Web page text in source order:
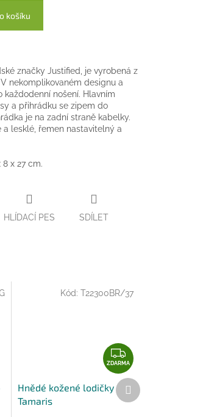
košíku
značky Justified, je vyrobená z
nekomplikovaném designu a
nošení. Hlavním
a přihrádku se zipem do
je na zadní straně kabelky.
a lesklé, řemen nastavitelný a
x 27 cm.
HLÍDACÍ PES SDÍLET
Z
D
A
R
ZDARMA
Hnědé kožené lodičky
Tamaris
Kód: T22300BR/37
Další
produkt